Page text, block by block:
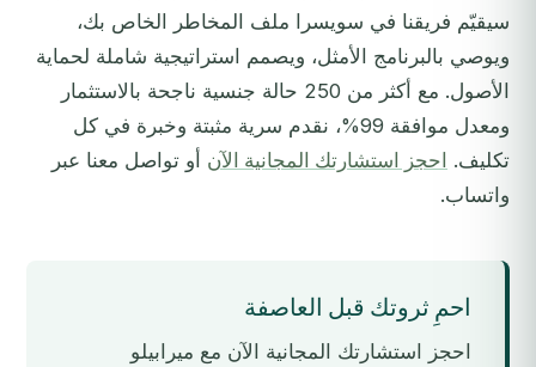
سيقيّم فريقنا في سويسرا ملف المخاطر الخاص بك،
ويوصي بالبرنامج الأمثل، ويصمم استراتيجية شاملة لحماية
الأصول. مع أكثر من 250 حالة جنسية ناجحة بالاستثمار
ومعدل موافقة 99%، نقدم سرية مثبتة وخبرة في كل
تكليف. احجز استشارتك المجانية الآن أو تواصل معنا عبر
واتساب.
احمِ ثروتك قبل العاصفة
احجز استشارتك المجانية الآن مع ميرابيلو